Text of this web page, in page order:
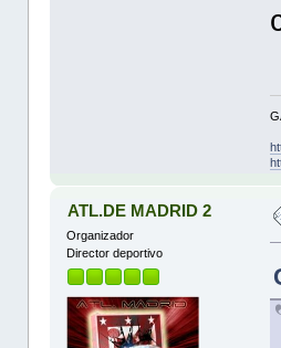
ATL.DE MADRID 2
Organizador
Director deportivo